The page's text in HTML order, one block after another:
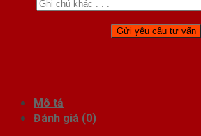
Mô tả
Đánh giá (0)